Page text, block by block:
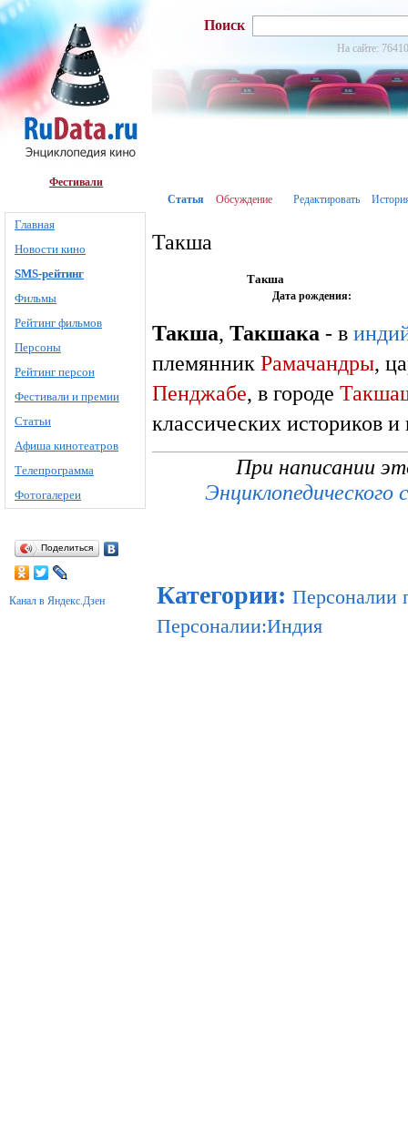
Фестивали
Главная
Новости кино
SMS-рейтинг
Фильмы
Рейтинг фильмов
Персоны
Рейтинг персон
Фестивали и премии
Статьи
Афиша кинотеатров
Телепрограмма
Фотогалереи
Поделиться
Канал в Яндекс.Дзен
Поиск
На сайте:
Статья Обсуждение Редактировать
Такша
Такша
Дата рождения:
Такша, Такшака - в
племянник Рамачандры,
Пенджабе, в городе
классических историков
При написании
Энциклопедического
Категории: Персоналии
Персоналии:Индия